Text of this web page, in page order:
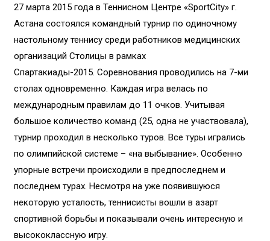
27 марта 2015 года в Теннисном Центре «SportCity» г.
Астана состоялся командный турнир по одиночному
настольному теннису среди работников медицинских
организаций Столицы в рамках
Спартакиады-2015. Соревнования проводились на 7-ми
столах одновременно. Каждая игра велась по
международным правилам до 11 очков. Учитывая
большое количество команд (25, одна не участвовала),
турнир проходил в несколько туров. Все туры игрались
по олимпийской системе – «на выбывание». Особенно
упорные встречи происходили в предпоследнем и
последнем турах. Несмотря на уже появившуюся
некоторую усталость, теннисисты вошли в азарт
спортивной борьбы и показывали очень интересную и
высококлассную игру.